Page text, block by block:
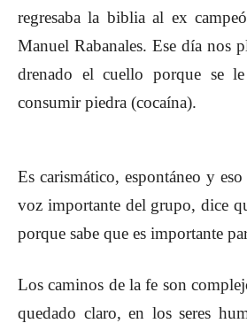
regresaba la biblia al ex
Manuel Rabanales. Ese día nos
drenado el cuello porque se
consumir piedra (cocaína).
Es carismático, espontáneo y
voz importante del grupo, dice
porque sabe que es importante
Los caminos de la fe son
quedado claro, en los seres